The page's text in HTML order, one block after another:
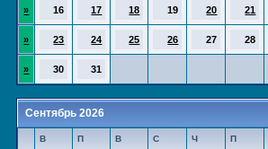
» 16 17 18 19 20 21
» 23 24 25 26 27 28
» 30 31
Сентябрь 2026
В П В С Ч П